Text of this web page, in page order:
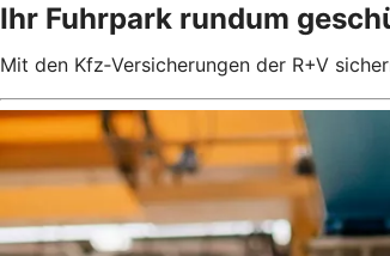
Ihr Fuhrpark rundum
Mit den Kfz‑Versicherungen der R+V